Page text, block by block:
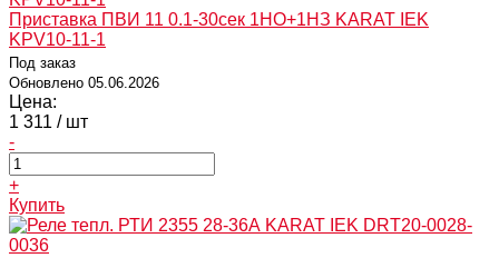
Приставка ПВИ 11 0.1-30сек 1НО+1НЗ KARAT IEK
KPV10-11-1
Под заказ
Обновлено 05.06.2026
Цена:
1 311 / шт
-
+
Купить